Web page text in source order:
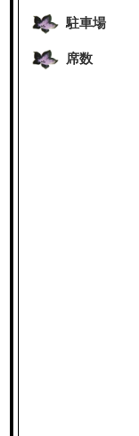
駐車場
席数